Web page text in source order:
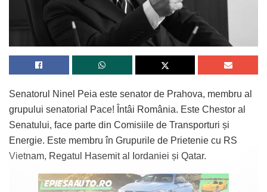
Senatorul Ninel Peia este senator de Prahova, membru al
grupului senatorial Pace! Întâi România. Este Chestor al
Senatului, face parte din Comisiile de Transporturi și
Energie. Este membru în Grupurile de Prietenie cu RS
Vietnam, Regatul Hasemit al Iordaniei și Qatar.